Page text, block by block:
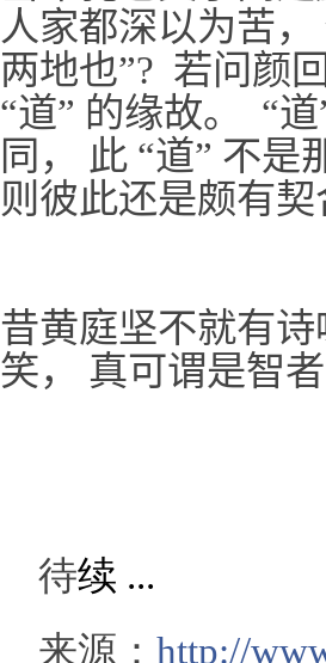
人家都深以为苦
两地也”? 若问颜
“道” 的缘故。 “
同， 此 “道” 不是
则彼此还是颇有
昔黄庭坚不就有
笑， 真可谓是智
待续 ...
来源： http://